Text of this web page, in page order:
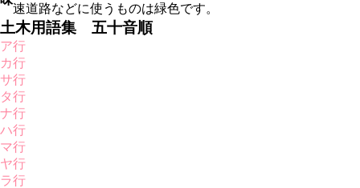
速道路などに使うものは緑色です。
土木用語集 五十音順
ア行
カ行
サ行
タ行
ナ行
ハ行
マ行
ヤ行
ラ行